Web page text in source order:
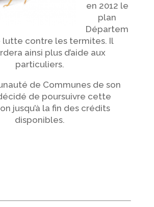
en 2012 le
plan
Départem
lutte contre les termites. Il
ainsi plus d’aide aux
particuliers.
de Communes de son
de poursuivre cette
jusqu’à la fin des crédits
disponibles.